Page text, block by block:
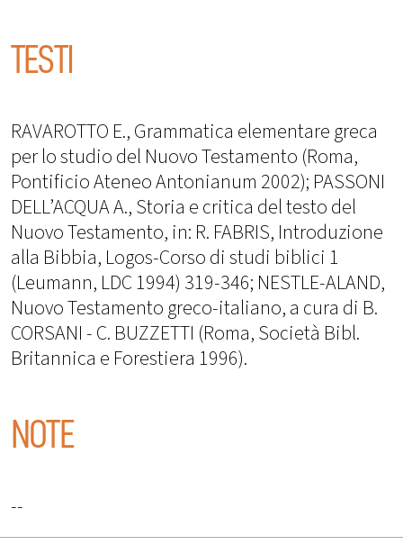
TESTI
RAVAROTTO E., Grammatica elementare greca
per lo studio del Nuovo Testamento (Roma,
Pontificio Ateneo Antonianum 2002); PASSONI
DELL’ACQUA A., Storia e critica del testo del
Nuovo Testamento, in: R. FABRIS, Introduzione
alla Bibbia, Logos-Corso di studi biblici 1
(Leumann, LDC 1994) 319-346; NESTLE-ALAND,
Nuovo Testamento greco-italiano, a cura di B.
CORSANI - C. BUZZETTI (Roma, Società Bibl.
Britannica e Forestiera 1996).
NOTE
--